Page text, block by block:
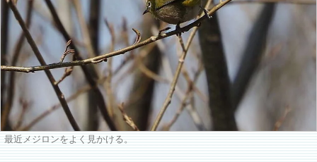
最近メジロンをよく見かける。